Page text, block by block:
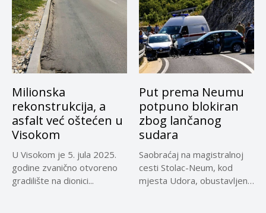
Milionska
rekonstrukcija, a
asfalt već oštećen u
Visokom
U Visokom je 5. jula 2025.
godine zvanično otvoreno
gradilište na dionici...
Put prema Neumu
potpuno blokiran
zbog lančanog
sudara
Saobraćaj na magistralnoj
cesti Stolac-Neum, kod
mjesta Udora, obustavljen